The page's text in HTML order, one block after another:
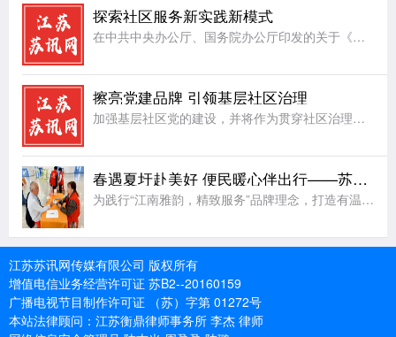
探索社区服务新实践新模式
在中共中央办公厅、国务院办公厅印发的关于《加强社区工作者队伍建设的意见》中有明确意见，对社区工作者服务队伍建设提出了更高要求，社区工作者在日常工作当中，服务是首位，在切实把社区居民群众大小事情办好的同
擦亮党建品牌 引领基层社区治理
加强基层社区党的建设，并将作为贯穿社区治理的一条主线，让基层党组织建设成为引领基层社区治理的坚强堡垒。近年来，射阳县合德镇兴庆社区把基层社区治理工作和完善治理服务体制机制、服务设施、服务能力和水平建设
春遇夏圩赴美好 便民暖心伴出行——苏州地铁8号线夏圩站公益便民活动圆满举办
为践行“江南雅韵，精致服务”品牌理念，打造有温度的地铁公共空间，4月8日，苏州地铁8号线夏圩站联合姑苏区乐助社工事务所，成功举办“春遇夏圩·赴美好”公益便民主题活动。活动以春日便民、非遗手作、趣味互动
江苏苏讯网传媒有限公司 版权所有
增值电信业务经营许可证 苏B2--20160159
广播电视节目制作许可证 （苏）字第 01272号
本站法律顾问：江苏衡鼎律师事务所 李杰 律师